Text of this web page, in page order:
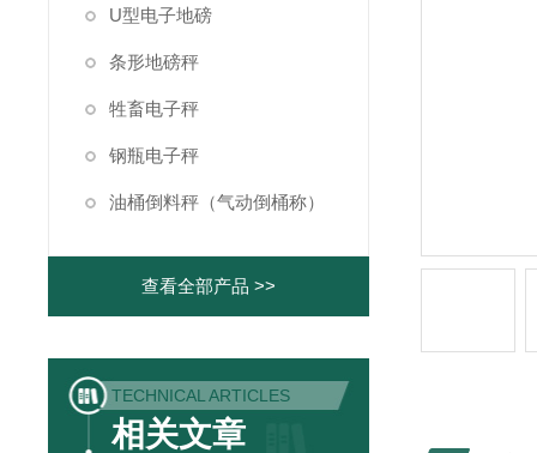
U型电子地磅
条形地磅秤
牲畜电子秤
钢瓶电子秤
油桶倒料秤（气动倒桶称）
查看全部产品 >>
TECHNICAL ARTICLES
相关文章